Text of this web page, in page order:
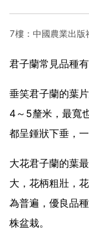
7樓：中國農業出版
君子蘭常見品種
垂笑君子蘭的葉
4～5釐米，最寬
都呈鍾狀下垂，
大花君子蘭的葉
大，花柄粗壯，
為普遍，優良品
株盆栽。